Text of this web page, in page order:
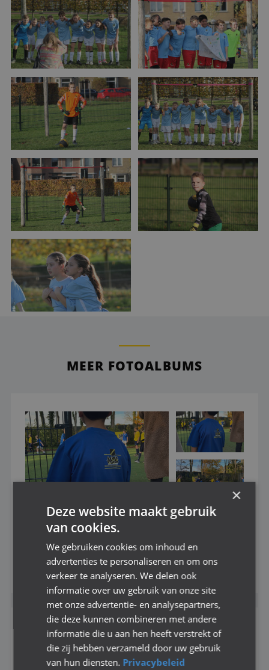
MEER FOTOALBUMS
SPEELRONDE 4 GTB 5-11-2026
8 Foto's
Bekijk dit fotoalbum
×
Deze website maakt gebruik
van cookies.
We gebruiken cookies om inhoud en
advertenties te personaliseren en om ons
verkeer te analyseren. We delen ook
informatie over uw gebruik van onze site
met onze advertentie- en analysepartners,
die deze kunnen combineren met andere
informatie die u aan hen heeft verstrekt of
die zij hebben verzameld door uw gebruik
van hun diensten. Privacybeleid